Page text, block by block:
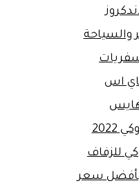
والسياحة
هاي اس
هايس
2022
للزفاف
بأفضل سعر